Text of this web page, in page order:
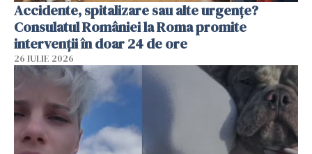
Accidente, spitalizare sau alte urgențe?
Consulatul României la Roma promite
intervenții în doar 24 de ore
26 IULIE 2026